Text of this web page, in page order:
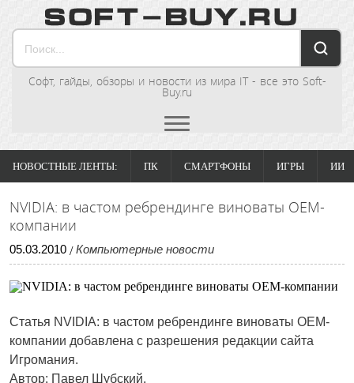
Софт, гайды, обзоры и новости из мира IT - все это Soft-
Buy.ru
НОВОСТНЫЕ ЛЕНТЫ: ПК СМАРТФОНЫ ИГРЫ ИИ
NVIDIA: в частом ребрендинге виноваты ОЕМ-
компании
05.03.2010 / Компьютерные новости
Статья NVIDIA: в частом ребрендинге виноваты ОЕМ-
компании добавлена с разрешения редакции сайта
Игромания.
Автор: Павел Шубский.